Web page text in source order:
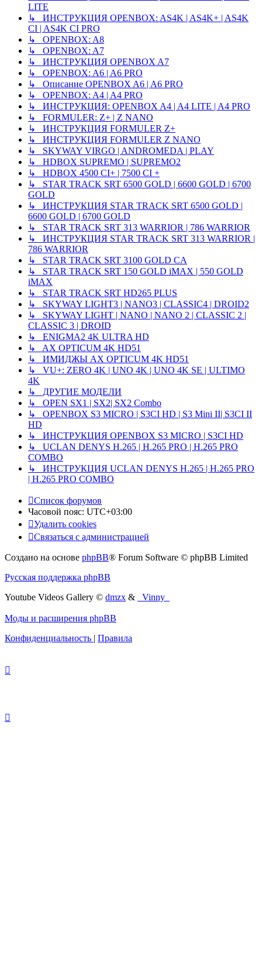
LITE
↳ ИНСТРУКЦИЯ OPENBOX: AS4K | AS4K+ | AS4K
CI | AS4K CI PRO
↳ OPENBOX: A8
↳ OPENBOX: A7
↳ ИНСТРУКЦИЯ OPENBOX A7
↳ OPENBOX: A6 | A6 PRO
↳ Описание OPENBOX A6 | A6 PRO
↳ OPENBOX: A4 | A4 PRO
↳ ИНСТРУКЦИЯ: OPENBOX A4 | A4 LITE | A4 PRO
↳ FORMULER: Z+ | Z NANO
↳ ИНСТРУКЦИЯ FORMULER Z+
↳ ИНСТРУКЦИЯ FORMULER Z NANO
↳ SKYWAY VIRGO | ANDROMEDA | PLAY
↳ HDBOX SUPREMO | SUPREMO2
↳ HDBOX 4500 CI+ | 7500 CI +
↳ STAR TRACK SRT 6500 GOLD | 6600 GOLD | 6700
GOLD
↳ ИНСТРУКЦИЯ STAR TRACK SRT 6500 GOLD |
6600 GOLD | 6700 GOLD
↳ STAR TRACK SRT 313 WARRIOR | 786 WARRIOR
↳ ИНСТРУКЦИЯ STAR TRACK SRT 313 WARRIOR |
786 WARRIOR
↳ STAR TRACK SRT 3100 GOLD CA
↳ STAR TRACK SRT 150 GOLD iMAX | 550 GOLD
iMAX
↳ STAR TRACK SRT HD265 PLUS
↳ SKYWAY LIGHT3 | NANO3 | CLASSIC4 | DROID2
↳ SKYWAY LIGHT | NANO | NANO 2 | CLASSIC 2 |
CLASSIC 3 | DROID
↳ ENIGMA2 4K ULTRA HD
↳ AX OPTICUM 4K HD51
↳ ИМИДЖЫ AX OPTICUM 4K HD51
↳ VU+: ZERO 4K | UNO 4K | UNO 4K SE | ULTIMO
4K
↳ ДРУГИЕ МОДЕЛИ
↳ OPEN SX1 | SX2| SX2 Combo
↳ OPENBOX S3 MICRO | S3CI HD | S3 Mini II| S3CI II
HD
↳ ИНСТРУКЦИЯ OPENBOX S3 MICRO | S3CI HD
↳ UCLAN DENYS H.265 | H.265 PRO | H.265 PRO
COMBO
↳ ИНСТРУКЦИЯ UCLAN DENYS H.265 | H.265 PRO
| H.265 PRO COMBO
Список форумов
Часовой пояс: UTC+03:00
Удалить cookies
Связаться с администрацией
Создано на основе phpBB® Forum Software © phpBB Limited
Русская поддержка phpBB
Youtube Videos Gallery © dmzx & _Vinny_
Моды и расширения phpBB
Конфиденциальность | Правила